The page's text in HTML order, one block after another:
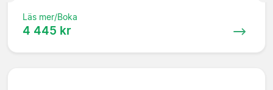
Läs mer/Boka
4 445 kr